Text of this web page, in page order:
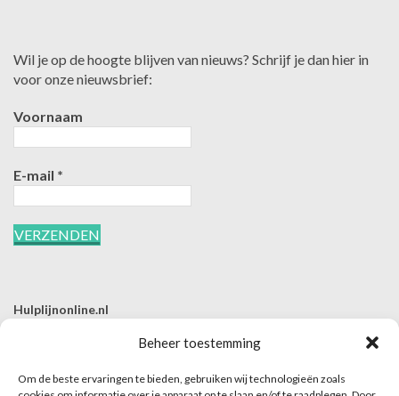
Beheer toestemming
Om de beste ervaringen te bieden, gebruiken wij technologieën zoals
Wil je op de hoogte blijven van nieuws? Schrijf je dan hier in
voor onze nieuwsbrief:
Voornaam
E-mail *
Hulplijnonline.nl
E | info@hulplijnonline.nl
Contactformulier